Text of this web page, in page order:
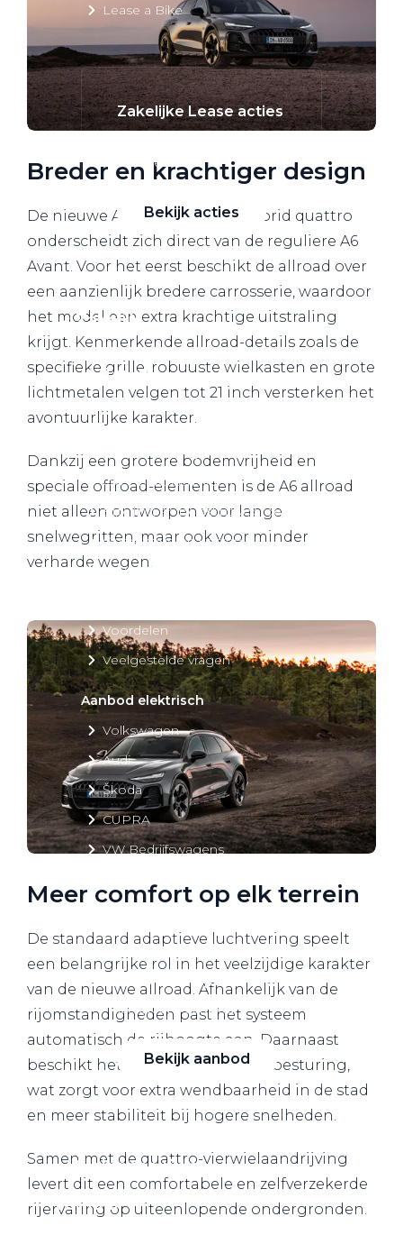
Lease a Bike
Zakelijke Lease acties
voordeel
Bekijk acties
Zakelijk
Terug
Over elektrisch rijden
Over elektrisch rijden
Bijtelling en belastingvoordelen
Onderhoud en kosten
Shuttel laadoplossingen
Voordelen
Veelgestelde vragen
Aanbod elektrisch
Volkswagen
Audi
Škoda
CUPRA
VW Bedrijfswagens
Elektrisch rijden
Bekijk ons aanbod
Bekijk aanbod
Elektrisch rijden
Verhuur
Breder en krachtiger design
De nieuwe Audi A6 allroad e-hybrid quattro
onderscheidt zich direct van de reguliere A6
Avant. Voor het eerst beschikt de allroad over
een aanzienlijk bredere carrosserie, waardoor
het model een extra krachtige uitstraling
krijgt. Kenmerkende allroad-details zoals de
specifieke grille, robuuste wielkasten en grote
lichtmetalen velgen tot 21 inch versterken het
avontuurlijke karakter.
Dankzij een grotere bodemvrijheid en
speciale offroad-elementen is de A6 allroad
niet alleen ontworpen voor lange
snelwegritten, maar ook voor minder
verharde wegen.
Meer comfort op elk terrein
De standaard adaptieve luchtvering speelt
een belangrijke rol in het veelzijdige karakter
van de nieuwe allroad. Afhankelijk van de
rijomstandigheden past het systeem
automatisch de rijhoogte aan. Daarnaast
beschikt het model over vierwielbesturing,
wat zorgt voor extra wendbaarheid in de stad
en meer stabiliteit bij hogere snelheden.
Samen met de quattro-vierwielaandrijving
levert dit een comfortabele en zelfverzekerde
rijervaring op uiteenlopende ondergronden.